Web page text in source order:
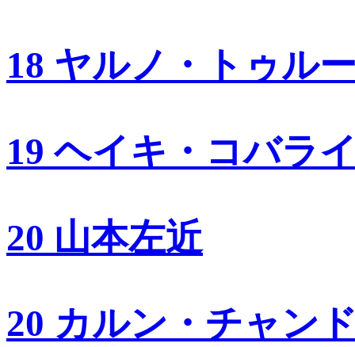
18 ヤルノ・トゥル
19 ヘイキ・コバラ
20 山本左近
20 カルン・チャン